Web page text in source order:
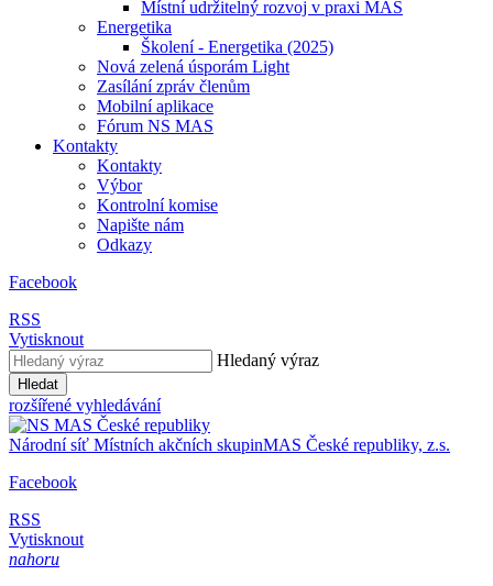
Místní udržitelný rozvoj v praxi MAS
Energetika
Školení - Energetika (2025)
Nová zelená úsporám Light
Zasílání zpráv členům
Mobilní aplikace
Fórum NS MAS
Kontakty
Kontakty
Výbor
Kontrolní komise
Napište nám
Odkazy
Facebook
RSS
Vytisknout
Hledaný výraz
Hledat
rozšířené vyhledávání
Národní síť Místních akčních skupinMAS České republiky, z.s.
Facebook
RSS
Vytisknout
nahoru